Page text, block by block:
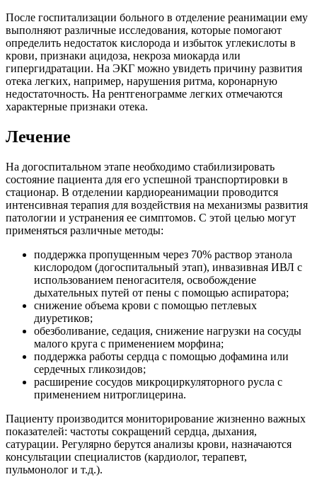
После госпитализации больного в отделение реанимации ему
выполняют различные исследования, которые помогают
определить недостаток кислорода и избыток углекислоты в
крови, признаки ацидоза, некроза миокарда или
гипергидратации. На ЭКГ можно увидеть причину развития
отека легких, например, нарушения ритма, коронарную
недостаточность. На рентгенограмме легких отмечаются
характерные признаки отека.
Лечение
На догоспитальном этапе необходимо стабилизировать
состояние пациента для его успешной транспортировки в
стационар. В отделении кардиореанимации проводится
интенсивная терапия для воздействия на механизмы развития
патологии и устранения ее симптомов. С этой целью могут
применяться различные методы:
поддержка пропущенным через 70% раствор этанола
кислородом (догоспитальный этап), инвазивная ИВЛ с
использованием пеногасителя, освобождение
дыхательных путей от пены с помощью аспиратора;
снижение объема крови с помощью петлевых
диуретиков;
обезболивание, седация, снижение нагрузки на сосуды
малого круга с применением морфина;
поддержка работы сердца с помощью дофамина или
сердечных гликозидов;
расширение сосудов микроциркуляторного русла с
применением нитроглицерина.
Пациенту производится мониторирование жизненно важных
показателей: частоты сокращений сердца, дыхания,
сатурации. Регулярно берутся анализы крови, назначаются
консультации специалистов (кардиолог, терапевт,
пульмонолог и т.д.).